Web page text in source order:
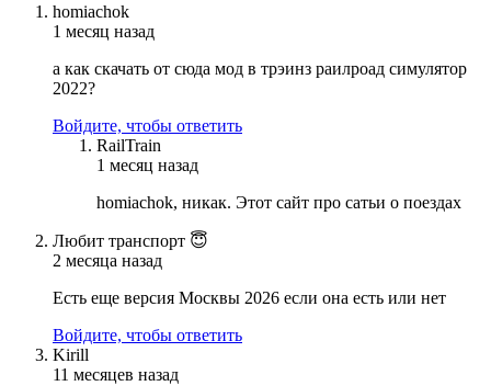
homiachok
1 месяц назад
а как скачать от сюда мод в трэинз раилроад симулятор
2022?
Войдите, чтобы ответить
RailTrain
1 месяц назад
homiachok, никак. Этот сайт про сатьи о поездах
Любит транспорт 😇
2 месяца назад
Есть еще версия Москвы 2026 если она есть или нет
Войдите, чтобы ответить
Kirill
11 месяцев назад